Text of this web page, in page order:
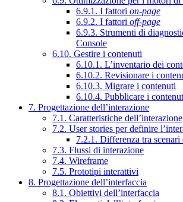
6.9.1. I fattori on-page
6.9.2. I fattori off-page
6.9.3. Strumenti di
Console
6.10. Gestire i contenuti
6.10.1. L’inventario dei
6.10.2. Revisionare i
6.10.3. Migrare i contenuti
6.10.4. Pubblicare i
7. Progettazione dell’interazione
7.1. Caratteristiche dell’interazione
7.2. User stories per definire
7.2.1. Differenza tra scenari
7.3. Flussi di interazione
7.4. Wireframe
7.5. Prototipi interattivi
8. Progettazione dell’interfaccia
8.1. Obiettivi dell’interfaccia